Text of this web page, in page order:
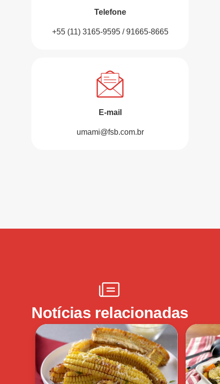
Telefone
+55 (11) 3165-9595 / 91665-8665
E-mail
umami@fsb.com.br
Notícias relacionadas